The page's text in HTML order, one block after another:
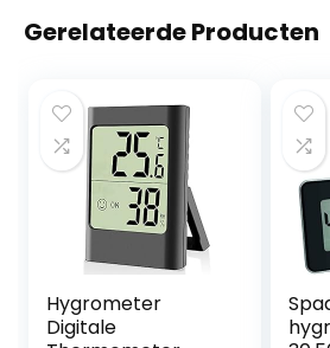
Gerelateerde Producten
Hygrometer
Digitale